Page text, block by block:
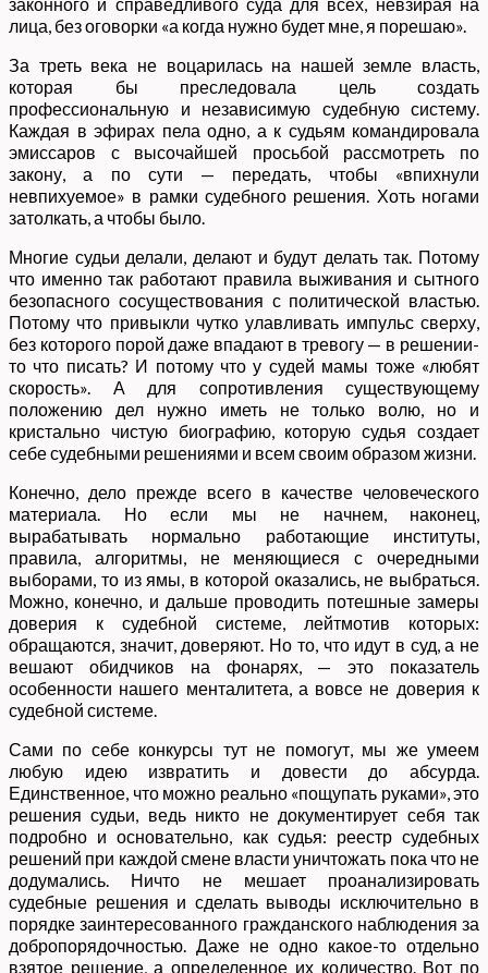
лица, без оговорки «а когда нужно будет мне, я порешаю».
За треть века не воцарилась на нашей земле власть,
которая бы преследовала цель создать
профессиональную и независимую судебную систему.
Каждая в эфирах пела одно, а к судьям командировала
эмиссаров с высочайшей просьбой рассмотреть по
закону, а по сути — передать, чтобы «впихнули
невпихуемое» в рамки судебного решения. Хоть ногами
затолкать, а чтобы было.
Многие судьи делали, делают и будут делать так. Потому
что именно так работают правила выживания и сытного
безопасного сосуществования с политической властью.
Потому что привыкли чутко улавливать импульс сверху,
без которого порой даже впадают в тревогу — в решении-
то что писать? И потому что у судей мамы тоже «любят
скорость». А для сопротивления существующему
положению дел нужно иметь не только волю, но и
кристально чистую биографию, которую судья создает
себе судебными решениями и всем своим образом жизни.
Конечно, дело прежде всего в качестве человеческого
материала. Но если мы не начнем, наконец,
вырабатывать нормально работающие институты,
правила, алгоритмы, не меняющиеся с очередными
выборами, то из ямы, в которой оказались, не выбраться.
Можно, конечно, и дальше проводить потешные замеры
доверия к судебной системе, лейтмотив которых:
обращаются, значит, доверяют. Но то, что идут в суд, а не
вешают обидчиков на фонарях, — это показатель
особенности нашего менталитета, а вовсе не доверия к
судебной системе.
Сами по себе конкурсы тут не помогут, мы же умеем
любую идею извратить и довести до абсурда.
Единственное, что можно реально «пощупать руками», это
решения судьи, ведь никто не документирует себя так
подробно и основательно, как судья: реестр судебных
решений при каждой смене власти уничтожать пока что не
додумались. Ничто не мешает проанализировать
судебные решения и сделать выводы исключительно в
порядке заинтересованного гражданского наблюдения за
добропорядочностью. Даже не одно какое-то отдельно
взятое решение, а определенное их количество. Вот по